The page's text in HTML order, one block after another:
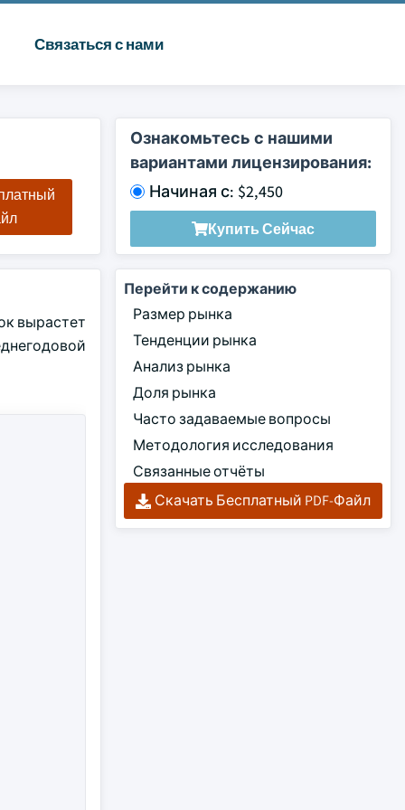
Связаться с нами
Ознакомьтесь с нашими
вариантами лицензирования:
Начиная с: $2,450
Купить Сейчас
вырастет
Перейти к содержанию
Размер рынка
Тенденции рынка
Анализ рынка
Доля рынка
Часто задаваемые вопросы
Методология исследования
Связанные отчёты
Скачать Бесплатный PDF-Файл